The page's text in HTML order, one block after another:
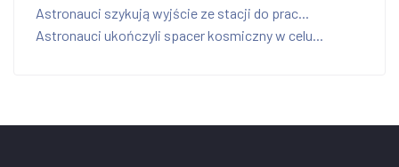
Astronauci szykują wyjście ze stacji do prac...
Astronauci ukończyli spacer kosmiczny w celu...